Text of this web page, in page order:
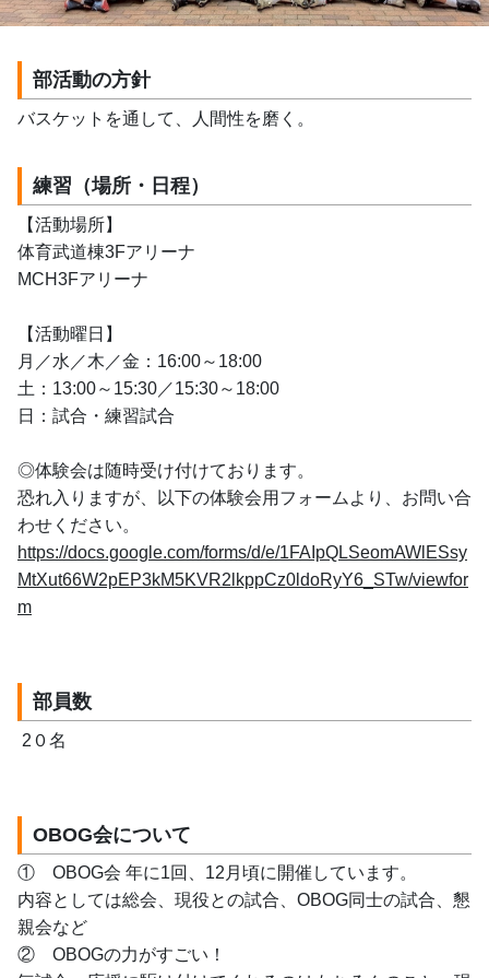
部活動の方針
バスケットを通して、人間性を磨く。
練習（場所・日程）
【活動場所】
体育武道棟3Fアリーナ
MCH3Fアリーナ
【活動曜日】
月／水／木／金：16:00～18:00
土：13:00～15:30／15:30～18:00
日：試合・練習試合
◎体験会は随時受け付けております。
恐れ入りますが、以下の体験会用フォームより、お問い合
わせください。
https://docs.google.com/forms/d/e/1FAIpQLSeomAWlESsy
MtXut66W2pEP3kM5KVR2lkppCz0ldoRyY6_STw/viewfor
m
部員数
2０名
OBOG会について
①　OBOG会 年に1回、12月頃に開催しています。
内容としては総会、現役との試合、OBOG同士の試合、懇
親会など
②　OBOGの力がすごい！